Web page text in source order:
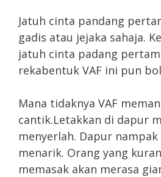
Jatuh cinta pandang
gadis atau jejaka sahaja.
jatuh cinta padang
rekabentuk VAF ini pun
Mana tidaknya VAF
cantik.Letakkan di dapur
menyerlah. Dapur nampak
menarik. Orang yang
memasak akan merasa